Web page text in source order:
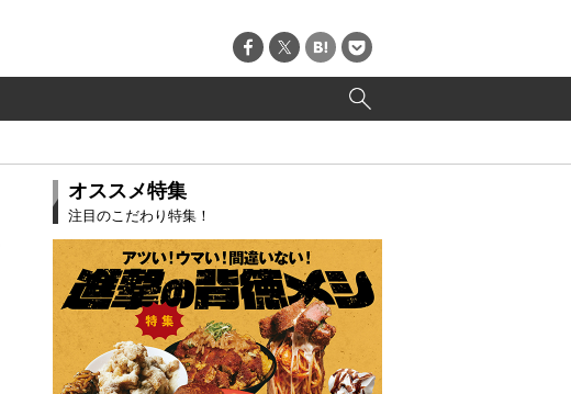
オススメ特集
注目のこだわり特集！